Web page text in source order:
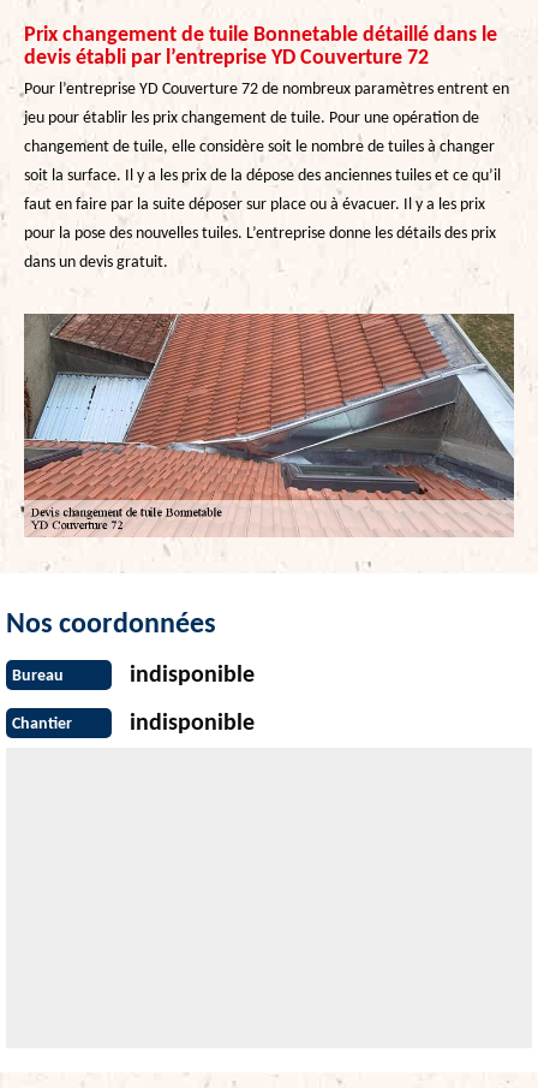
Prix changement de tuile Bonnetable détaillé dans le
devis établi par l’entreprise YD Couverture 72
Pour l’entreprise YD Couverture 72 de nombreux paramètres entrent en
jeu pour établir les prix changement de tuile. Pour une opération de
changement de tuile, elle considère soit le nombre de tuiles à changer
soit la surface. Il y a les prix de la dépose des anciennes tuiles et ce qu’il
faut en faire par la suite déposer sur place ou à évacuer. Il y a les prix
pour la pose des nouvelles tuiles. L’entreprise donne les détails des prix
dans un devis gratuit.
Nos coordonnées
Bureau indisponible
Chantier indisponible